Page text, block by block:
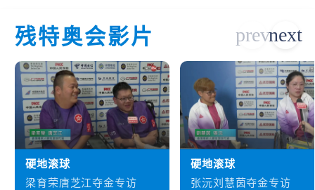
残特奥会影片
硬地滚球
梁育荣唐芝江夺金专访
硬地滚球
张沅刘慧茵夺金专访